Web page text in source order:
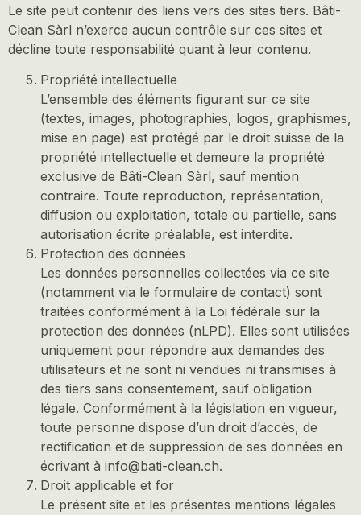
Le site peut contenir des liens vers des sites tiers. Bâti-
Clean Sàrl n’exerce aucun contrôle sur ces sites et
décline toute responsabilité quant à leur contenu.
Propriété intellectuelle
L’ensemble des éléments figurant sur ce site
(textes, images, photographies, logos, graphismes,
mise en page) est protégé par le droit suisse de la
propriété intellectuelle et demeure la propriété
exclusive de Bâti-Clean Sàrl, sauf mention
contraire. Toute reproduction, représentation,
diffusion ou exploitation, totale ou partielle, sans
autorisation écrite préalable, est interdite.
Protection des données
Les données personnelles collectées via ce site
(notamment via le formulaire de contact) sont
traitées conformément à la Loi fédérale sur la
protection des données (nLPD). Elles sont utilisées
uniquement pour répondre aux demandes des
utilisateurs et ne sont ni vendues ni transmises à
des tiers sans consentement, sauf obligation
légale. Conformément à la législation en vigueur,
toute personne dispose d’un droit d’accès, de
rectification et de suppression de ses données en
écrivant à info@bati-clean.ch.
Droit applicable et for
Le présent site et les présentes mentions légales